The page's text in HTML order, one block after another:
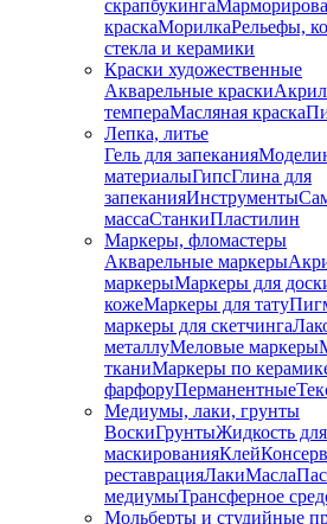
скрапбукинга
краскаМорилкаРельефы,
стекла и керамики
Краски художественные
Акварельные краски
темпераМасляная краска
Лепка, литье
Гель для запекания
материалыГипсГлина для
запеканияИнструменты
массаСтанкиПластилин
Маркеры, фломастеры
Акварельные маркеры
маркерыМаркеры для
кожеМаркеры для тату
маркеры для скетчинга
металлуМеловые маркеры
тканиМаркеры по
фарфоруПерманентные
Медиумы, лаки, грунты
ВоскиГрунтыЖидкость для
маскированияКлей
реставрацияЛакиМасла
медиумыТрансферное
Мольберты и студийные